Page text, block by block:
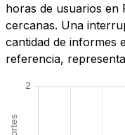
horas de usuarios en
cercanas. Una
cantidad de informes
referencia,